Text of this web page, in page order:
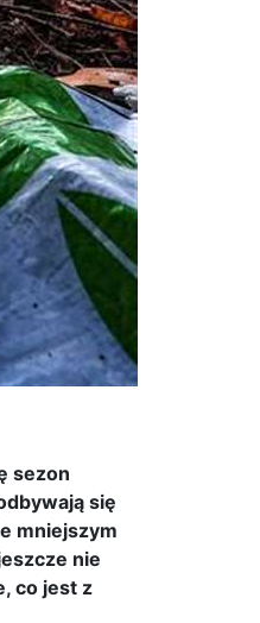
sezon
się
mniejszym
nie
co jest z